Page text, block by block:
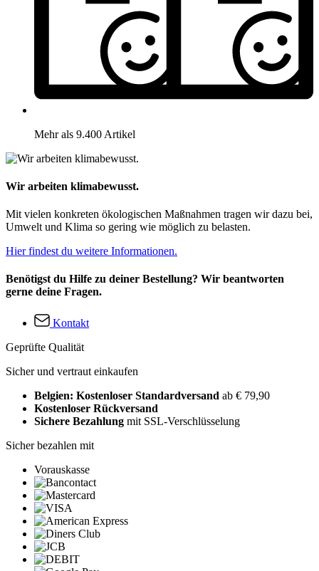
Mehr als 9.400 Artikel
Wir arbeiten klimabewusst.
Mit vielen konkreten ökologischen Maßnahmen tragen wir dazu bei,
Umwelt und Klima so gering wie möglich zu belasten.
Hier findest du weitere Informationen.
Benötigst du Hilfe zu deiner Bestellung? Wir beantworten
gerne deine Fragen.
Kontakt
Geprüfte Qualität
Sicher und vertraut einkaufen
Belgien: Kostenloser Standardversand ab € 79,90
Kostenloser Rückversand
Sichere Bezahlung mit SSL-Verschlüsselung
Sicher bezahlen mit
Vorauskasse